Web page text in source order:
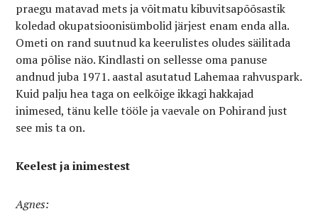
praegu matavad mets ja võitmatu kibuvitsapõõsastik
koledad okupatsioonisümbolid järjest enam enda alla.
Ometi on rand suutnud ka keerulistes oludes säilitada
oma põlise näo. Kindlasti on sellesse oma panuse
andnud juba 1971. aastal asutatud Lahemaa rahvuspark.
Kuid palju hea taga on eelkõige ikkagi hakkajad
inimesed, tänu kelle tööle ja vaevale on Pohirand just
see mis ta on.
Keelest ja inimestest
Agnes: